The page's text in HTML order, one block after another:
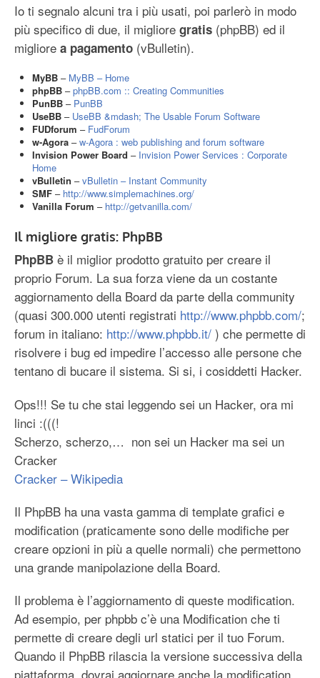
Io ti segnalo alcuni tra i più usati, poi parlerò in modo
più specifico di due, il migliore gratis (phpBB) ed il
migliore a pagamento (vBulletin).
MyBB – MyBB – Home
phpBB –phpBB.com :: Creating Communities
PunBB – PunBB
UseBB – UseBB &mdash; The Usable Forum Software
FUDforum – FudForum
w-Agora –w-Agora : web publishing and forum software
Invision Power Board – Invision Power Services : Corporate
Home
vBulletin –vBulletin – Instant Community
SMF – http://www.simplemachines.org/
Vanilla Forum – http://getvanilla.com/
Il migliore gratis: PhpBB
PhpBB è il miglior prodotto gratuito per creare il
proprio Forum. La sua forza viene da un costante
aggiornamento della Board da parte della community
(quasi 300.000 utenti registrati http://www.phpbb.com/;
forum in italiano: http://www.phpbb.it/ ) che permette di
risolvere i bug ed impedire l’accesso alle persone che
tentano di bucare il sistema. Si si, i cosiddetti Hacker.
Ops!!! Se tu che stai leggendo sei un Hacker, ora mi
linci :(((!
Scherzo, scherzo,… non sei un Hacker ma sei un
Cracker
Cracker – Wikipedia
Il PhpBB ha una vasta gamma di template grafici e
modification (praticamente sono delle modifiche per
creare opzioni in più a quelle normali) che permettono
una grande manipolazione della Board.
Il problema è l’aggiornamento di queste modification.
Ad esempio, per phpbb c’è una Modification che ti
permette di creare degli url statici per il tuo Forum.
Quando il PhpBB rilascia la versione successiva della
piattaforma, dovrai aggiornare anche la modification